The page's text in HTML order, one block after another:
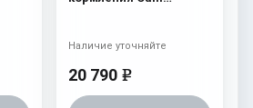
20 790 e
Наличие уточняйте